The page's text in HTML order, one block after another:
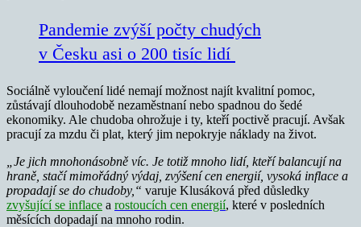
Pandemie zvýší počty chudých
v Česku asi o 200 tisíc lidí
Sociálně vyloučení lidé nemají možnost najít kvalitní pomoc,
zůstávají dlouhodobě nezaměstnaní nebo spadnou do šedé
ekonomiky. Ale chudoba ohrožuje i ty, kteří poctivě pracují. Avšak
pracují za mzdu či plat, který jim nepokryje náklady na život.
„Je jich mnohonásobně víc. Je totiž mnoho lidí, kteří balancují na
hraně, stačí mimořádný výdaj, zvýšení cen energií, vysoká inflace a
propadají se do chudoby,“ varuje Klusáková před důsledky
zvyšující se inflace a rostoucích cen energií, které v posledních
měsících dopadají na mnoho rodin.